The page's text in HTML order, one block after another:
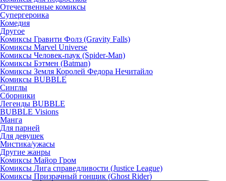
Отечественные комиксы
Супергероика
Комедия
Другое
Комиксы Гравити Фолз (Gravity Falls)
Комиксы Marvel Universe
Комиксы Человек-паук (Spider-Man)
Комиксы Бэтмен (Batman)
Комиксы Земля Королей Федора Нечитайло
Комиксы BUBBLE
Синглы
Сборники
Легенды BUBBLE
BUBBLE Visions
Манга
Для парней
Для девушек
Мистика/ужасы
Другие жанры
Комиксы Майор Гром
Комиксы Лига справедливости (Justice League)
Комиксы Призрачный гонщик (Ghost Rider)